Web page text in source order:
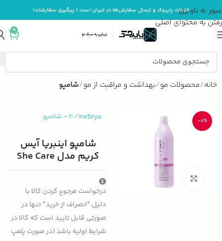
عبور به ناوبری
رفتن به محتوای اصلی
خدمات پاپروک و ارسال سفارش‌ها در جریان است ( پیگیری سفارشات)
0
خانه محصولات مو بهداشت و مراقبت از مو شامپو
-8%
بزرگنمایی تصویر
Inebrya
/
n
- شامپو
شامپو اینبریا آیس
کریم مدل She Care
درخواست مرجوع کردن کالا با
دلیل "انصراف از خرید" تنها در
صورتی قابل تایید است که کالا در
شرایط اولیه باشد (در صورت پلمپ